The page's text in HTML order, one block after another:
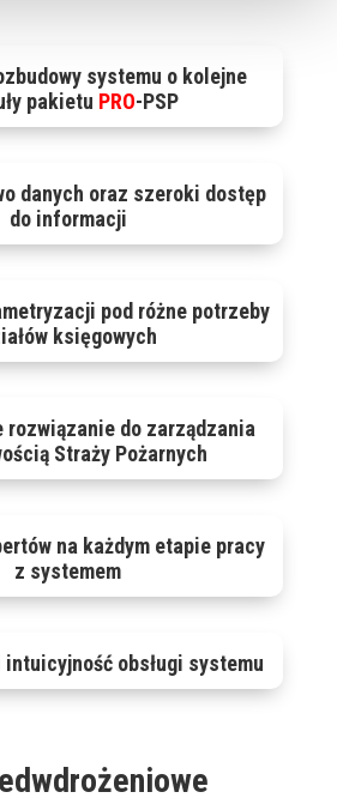
systemu o kolejne
pakietu PRO-PSP
danych oraz szeroki dostęp
do informacji
pod różne potrzeby
księgowych
rozwiązanie do zarządzania
Straży Pożarnych
na każdym etapie pracy
z systemem
obsługi systemu